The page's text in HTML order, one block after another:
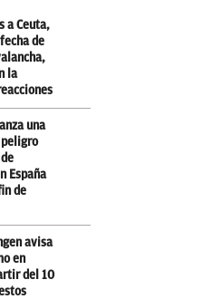
a Ceuta,
de
la
una
España
de
avisa
en
del 10